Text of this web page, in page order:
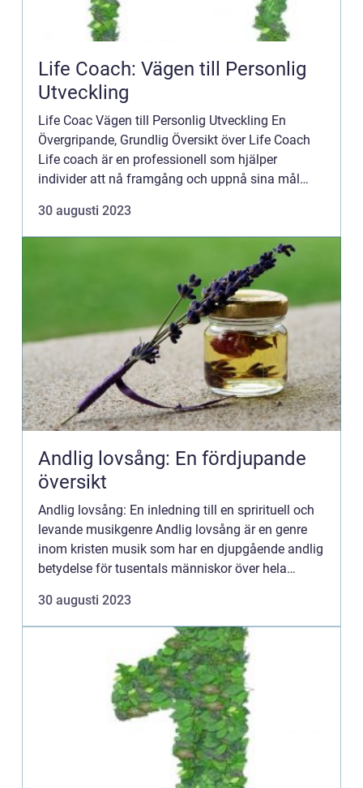
Life Coach: Vägen till Personlig
Utveckling
Life Coac Vägen till Personlig Utveckling En
Övergripande, Grundlig Översikt över Life Coach
Life coach är en professionell som hjälper
individer att nå framgång och uppnå sina mål
industri erbjuder en unik k...
30 augusti 2023
Andlig lovsång: En fördjupande
översikt
Andlig lovsång: En inledning till en sprirituell och
levande musikgenre Andlig lovsång är en genre
inom kristen musik som har en djupgående andlig
betydelse för tusentals människor över hela
uttrycksformer ä...
30 augusti 2023